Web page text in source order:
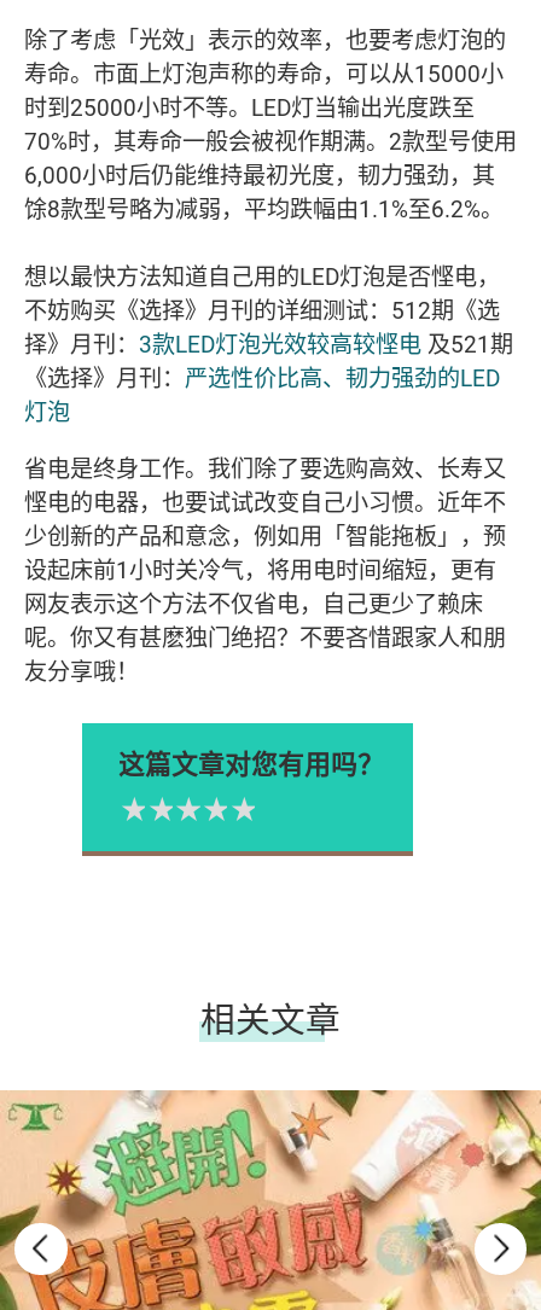
除了考虑「光效」表示的效率，也要考虑灯泡的
寿命。市面上灯泡声称的寿命，可以从15000小
时到25000小时不等。LED灯当输出光度跌至
70%时，其寿命一般会被视作期满。2款型号使用
6,000小时后仍能维持最初光度，韧力强劲，其
馀8款型号略为减弱，平均跌幅由1.1%至6.2%。
想以最快方法知道自己用的LED灯泡是否悭电，
不妨购买《选择》月刊的详细测试：512期《选
择》月刊： 3款LED灯泡光效较高较悭电 及521期
《选择》月刊： 严选性价比高、韧力强劲的LED
灯泡
省电是终身工作。我们除了要选购高效、长寿又
悭电的电器，也要试试改变自己小习惯。近年不
少创新的产品和意念，例如用「智能拖板」，预
设起床前1小时关冷气，将用电时间缩短，更有
网友表示这个方法不仅省电，自己更少了赖床
呢。你又有甚麽独门绝招？不要吝惜跟家人和朋
友分享哦！
这篇文章对您有用吗？
Please rate
4星
3星
2星
1星
相关文章